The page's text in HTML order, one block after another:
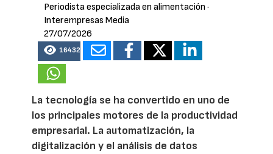
Periodista especializada en alimentación ·
Interempresas Media
27/07/2026
16432
La tecnología se ha convertido en uno de
los principales motores de la productividad
empresarial. La automatización, la
digitalización y el análisis de datos